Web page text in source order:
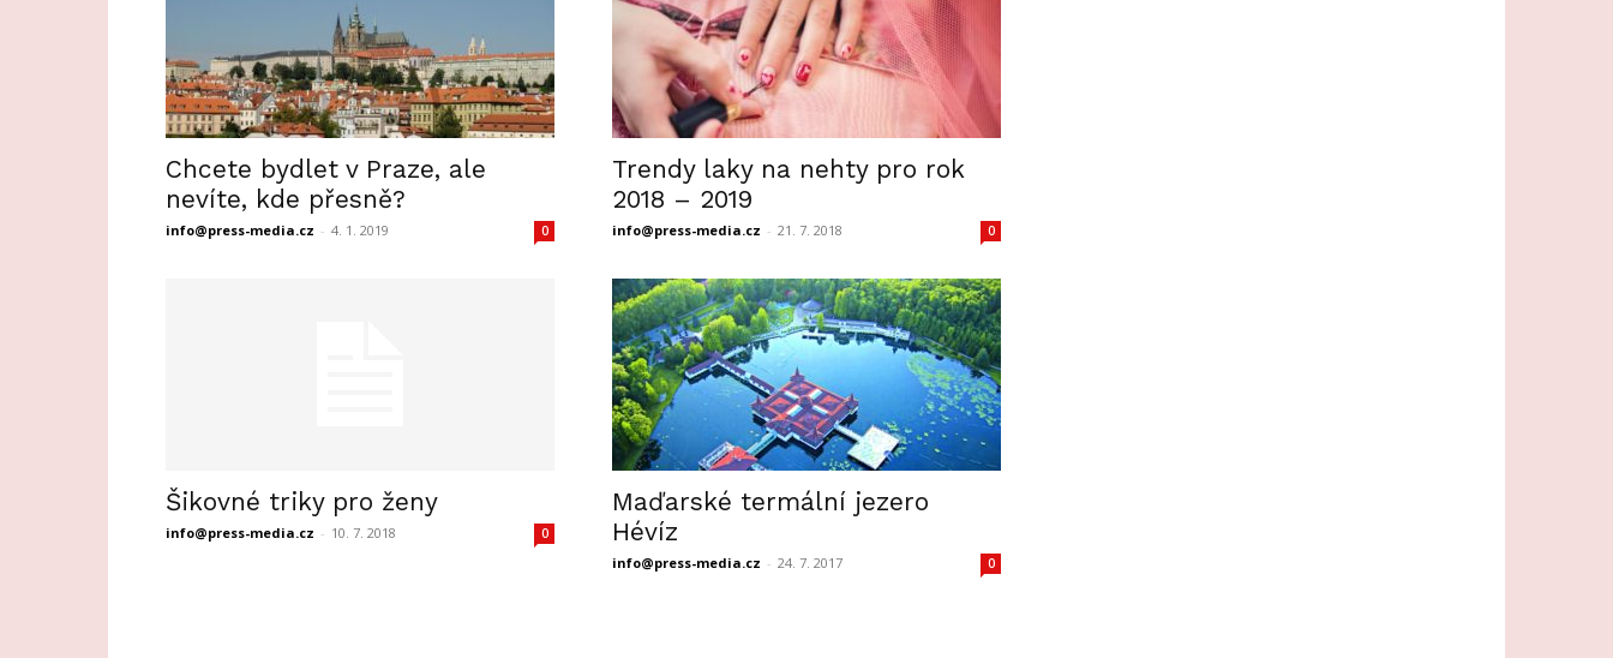
Chcete bydlet v Praze, ale
nevíte, kde přesně?
info@press-media.cz - 4. 1. 2019 0
Trendy laky na nehty pro rok
2018 – 2019
info@press-media.cz - 21. 7. 2018 0
Šikovné triky pro ženy
info@press-media.cz - 10. 7. 2018 0
Maďarské termální jezero
Hévíz
info@press-media.cz - 24. 7. 2017 0